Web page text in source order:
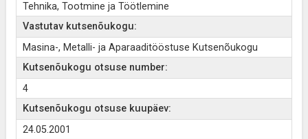
Tehnika, Tootmine ja Töötlemine
Vastutav kutsenõukogu:
Masina-, Metalli- ja Aparaaditööstuse Kutsenõukogu
Kutsenõukogu otsuse number:
4
Kutsenõukogu otsuse kuupäev:
24.05.2001